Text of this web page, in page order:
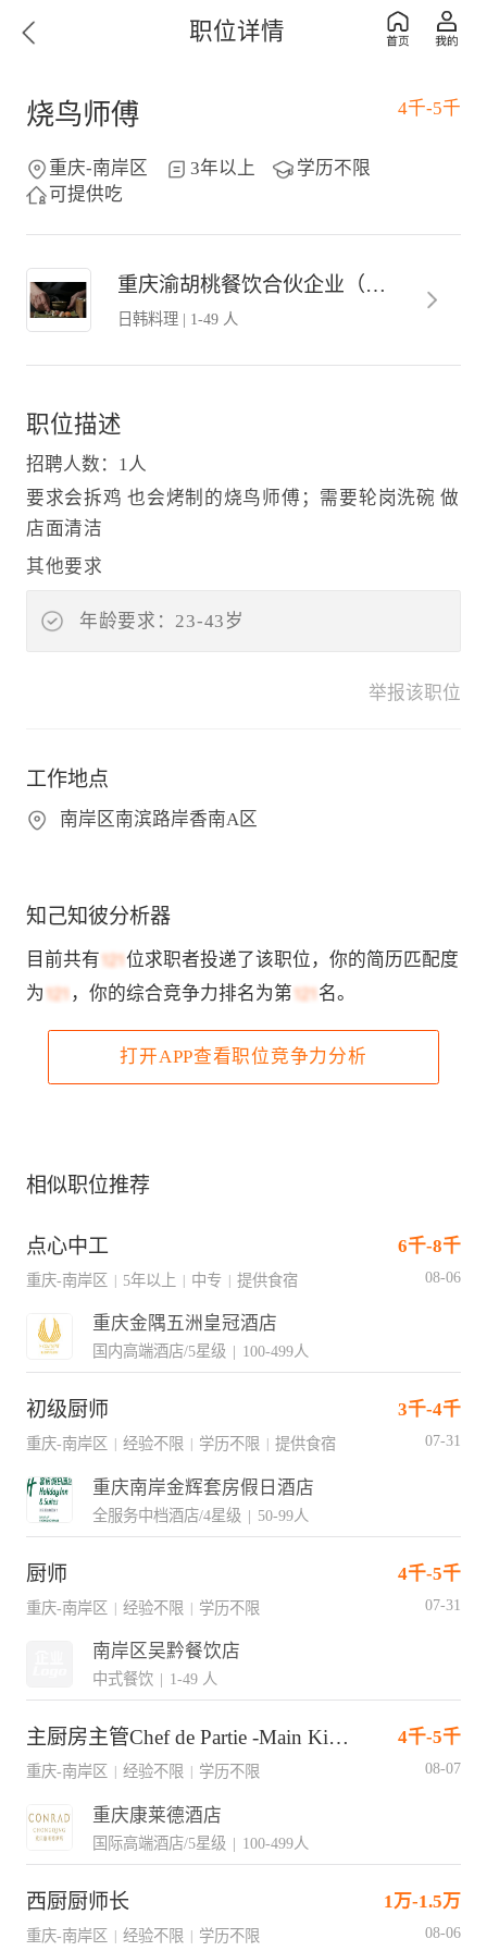
职位详情
烧鸟师傅 4千-5千
重庆-南岸区 3年以上
学历不限
可提供吃
重庆渝胡桃餐饮合伙企业（有限合伙）
日韩料理 | 1-49 人
职位描述
招聘人数：1人
要求会拆鸡 也会烤制的烧鸟师傅；需要轮岗洗碗 做
店面清洁
其他要求
年龄要求：23-43岁
举报该职位
工作地点
南岸区南滨路岸香南A区
知己知彼分析器
目前共有
位求职者投递了该职位，你的简历匹配度
为
，你的综合竞争力排名为第 名。
打开APP查看职位竞争力分析
相似职位推荐
点心中工 6千-8千
重庆-南岸区 | 5年以上 | 中专 | 提供食宿 08-06
重庆金隅五洲皇冠酒店
国内高端酒店/5星级 | 100-499人
初级厨师 3千-4千
重庆-南岸区 经验不限 学历不限 提供食宿 07-31
重庆南岸金辉套房假日酒店
全服务中档酒店/4星级 | 50-99人
厨师 4千-5千
重庆-南岸区 | 经验不限 | 学历不限 07-31
南岸区吴黔餐饮店
中式餐饮 | 1-49 人
主厨房主管Chef de Partie -Main Kitchen(J16774) 4千-5千
重庆-南岸区 经验不限 学历不限 08-07
重庆康莱德酒店
国际高端酒店/5星级 | 100-499人
西厨厨师长 1万-1.5万
重庆-南岸区 | 经验不限 | 学历不限 08-06